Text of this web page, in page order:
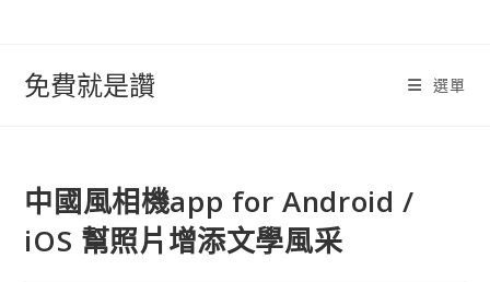
免費就是讚 選單
中國風相機app for Android /
iOS 幫照片增添文學風采